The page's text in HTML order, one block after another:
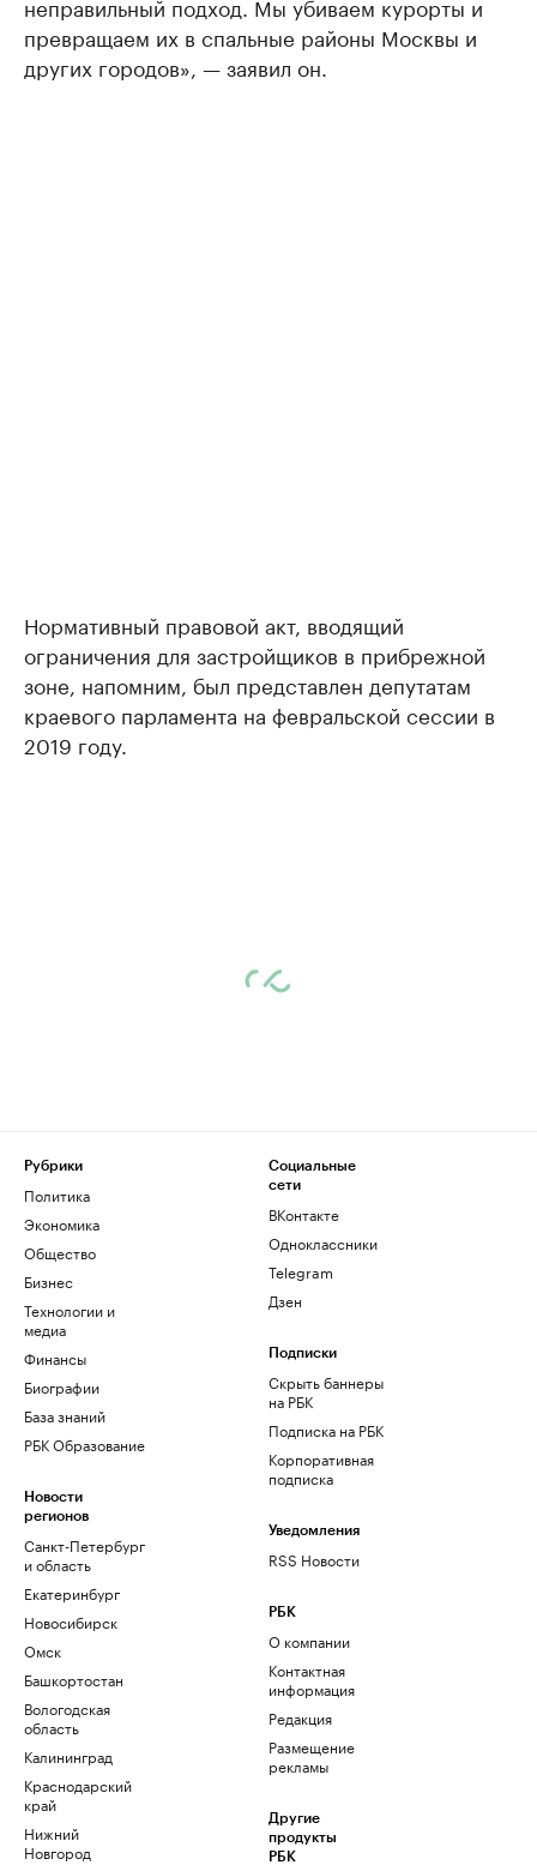
превращаем их в спальные районы Москвы и
других городов», — заявил он.
Нормативный правовой акт, вводящий
ограничения для застройщиков в прибрежной
зоне, напомним, был представлен депутатам
краевого парламента на февральской сессии в
2019 году.
Рубрики
Политика
Экономика
Общество
Бизнес
Технологии и
медиа
Финансы
Биографии
База знаний
РБК Образование
Новости
регионов
Санкт-Петербург
и область
Екатеринбург
Новосибирск
Омск
Башкортостан
Вологодская
область
Калининград
Краснодарский
край
Нижний
Новгород
Социальные
сети
ВКонтакте
Одноклассники
Telegram
Дзен
Подписки
Скрыть баннеры
на РБК
Подписка на РБК
Корпоративная
подписка
Уведомления
RSS Новости
РБК
О компании
Контактная
информация
Редакция
Размещение
рекламы
Другие
продукты
РБК